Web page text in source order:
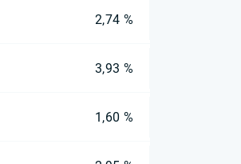
2,74 %
3,93 %
1,60 %